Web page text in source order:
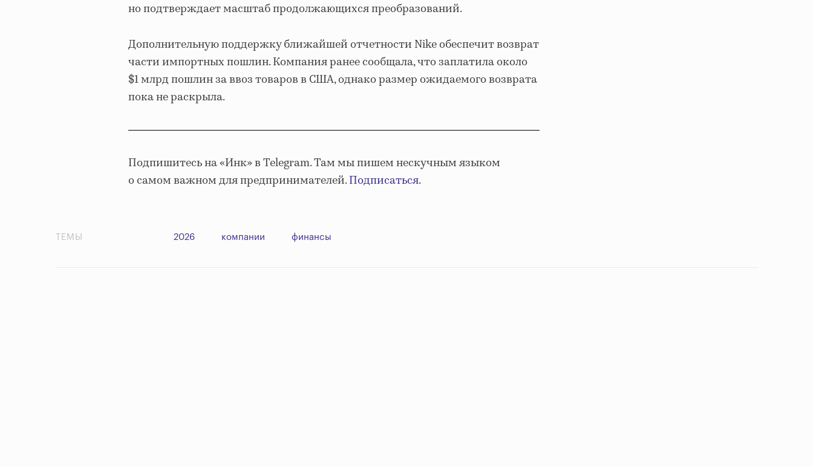
но подтверждает масштаб продолжающихся преобразований.
Дополнительную поддержку ближайшей отчетности Nike обеспечит возврат
части импортных пошлин. Компания ранее сообщала, что заплатила около
$1 млрд пошлин за ввоз товаров в США, однако размер ожидаемого возврата
пока не раскрыла.
Подпишитесь на «Инк» в Telegram. Там мы пишем нескучным языком
о самом важном для предпринимателей.Подписаться.
ТЕМЫ 2026 компании финансы